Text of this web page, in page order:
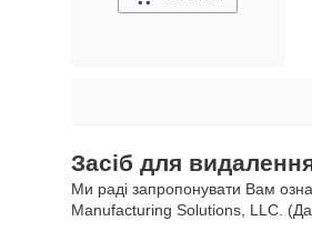
Засіб для
Ми раді запропонувати Вам
Manufacturing Solutions, LLC.